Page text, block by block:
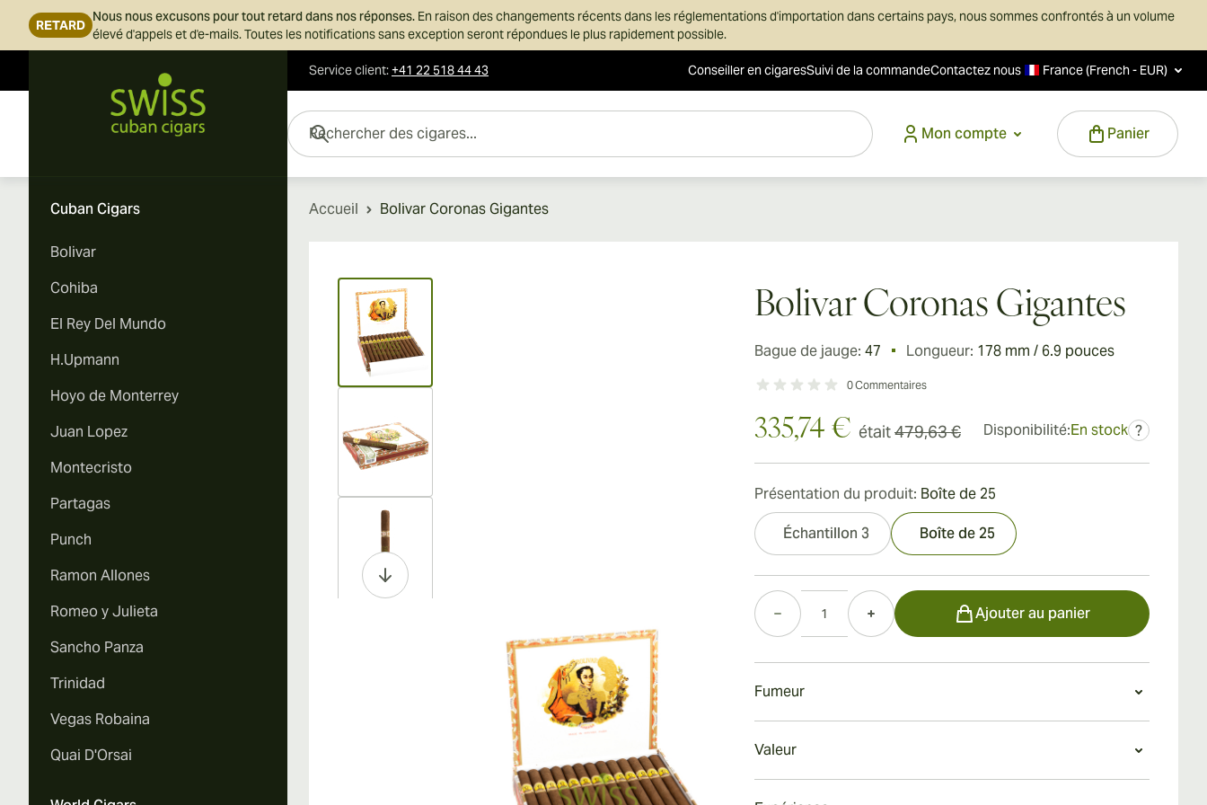
RETARD
Nous nous excusons pour tout retard dans nos réponses. En raison des changements récents dans les réglementations d'importation dans certains pays, nous sommes confrontés à un volume
élevé d'appels et d'e-mails. Toutes les notifications sans exception seront répondues le plus rapidement possible.
Service client:+41 22 518 44 43 Conseiller en cigaresSuivi de la commandeContactez nous France (French - EUR)
Mon compte
Panier
Rechercher des cigares...
Cuban Cigars
Bolivar
Cohiba
El Rey Del Mundo
H.Upmann
Hoyo de Monterrey
Juan Lopez
Montecristo
Partagas
Punch
Ramon Allones
Romeo y Julieta
Sancho Panza
Trinidad
Vegas Robaina
Quai D'Orsai
Accueil Bolivar Coronas Gigantes
View larger image
View larger image
Bolivar Coronas Gigantes
Bague de jauge: 47 Longueur: 178 mm / 6.9 pouces
0Commentaires
335,74 € était479,63 € Disponibilité:En stock ?
Présentation du produit: Boîte de 25
Échantillon 3 Boîte de 25
Quantité
Ajouter au panier
Fumeur
Valeur